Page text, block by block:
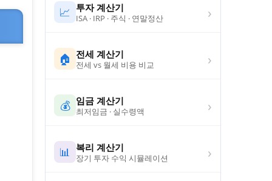
📈 투자 계산기
ISA · IRP · 주식 · 연말정산 ›
🏠 전세 계산기
전세 vs 월세 비용 비교 ›
💰 임금 계산기
최저임금 · 실수령액 ›
📊 복리 계산기
장기 투자 수익 시뮬레이션 ›